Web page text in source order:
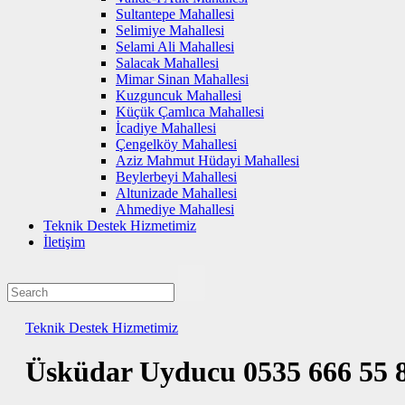
Sultantepe Mahallesi
Selimiye Mahallesi
Selami Ali Mahallesi
Salacak Mahallesi
Mimar Sinan Mahallesi
Kuzguncuk Mahallesi
Küçük Çamlıca Mahallesi
İcadiye Mahallesi
Çengelköy Mahallesi
Aziz Mahmut Hüdayi Mahallesi
Beylerbeyi Mahallesi
Altunizade Mahallesi
Ahmediye Mahallesi
Teknik Destek Hizmetimiz
İletişim
Teknik Destek Hizmetimiz
Üsküdar Uyducu 0535 666 55